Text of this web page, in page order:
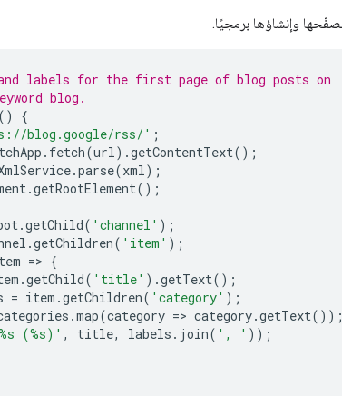
labels for the first page of blog posts on
blog.
()
{
blog.google/rss/' ;
. fetch(url).getContentText();
.parse(xml);
.getRootElement();
.getChild( 'channel' );
.getChildren( 'item' );
=> {
.getChild( 'title' ).getText();
= item .getChildren( 'category' );
.map(category => category.getText());
(%s)' , title, labels . join( ', ' ));